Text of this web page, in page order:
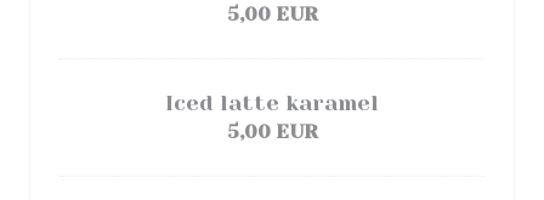
5,00 EUR
Iced latte karamel
5,00 EUR